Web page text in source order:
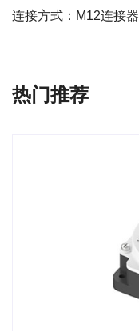
连接方式：M12连接器
热门推荐